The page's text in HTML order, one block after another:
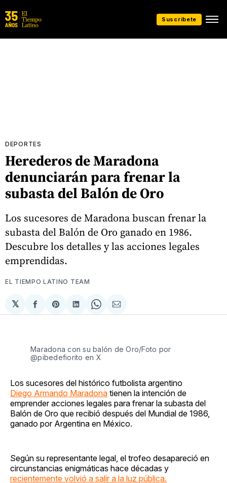
Suscríbete
DEPORTES
Herederos de Maradona
denunciarán para frenar la
subasta del Balón de Oro
Los sucesores de Maradona buscan frenar la
subasta del Balón de Oro ganado en 1986.
Descubre los detalles y las acciones legales
emprendidas.
EL TIEMPO LATINO TEAM
𝕏
Compartir
en
Share
on
Compartir
en
Share
on
Compartir
via
Maradona con su balón de Oro/Foto por
@pibedefiorito en X
Los sucesores del histórico futbolista argentino
Diego Armando Maradona tienen la intención de
emprender acciones legales para frenar la subasta del
Balón de Oro que recibió después del Mundial de 1986,
ganado por Argentina en México.
Según su representante legal, el trofeo desapareció en
circunstancias enigmáticas hace décadas y
recientemente volvió a salir a la luz pública.